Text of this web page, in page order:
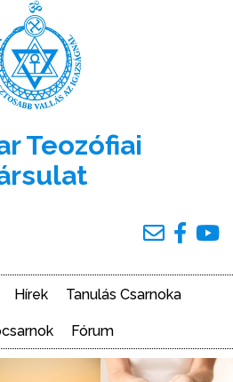
Teozófiai
Hírek Tanulás Csarnoka
Fórum